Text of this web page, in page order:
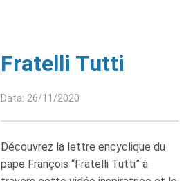
Fratelli Tutti
Data: 26/11/2020
Découvrez la lettre encyclique du
pape François “Fratelli Tutti” à